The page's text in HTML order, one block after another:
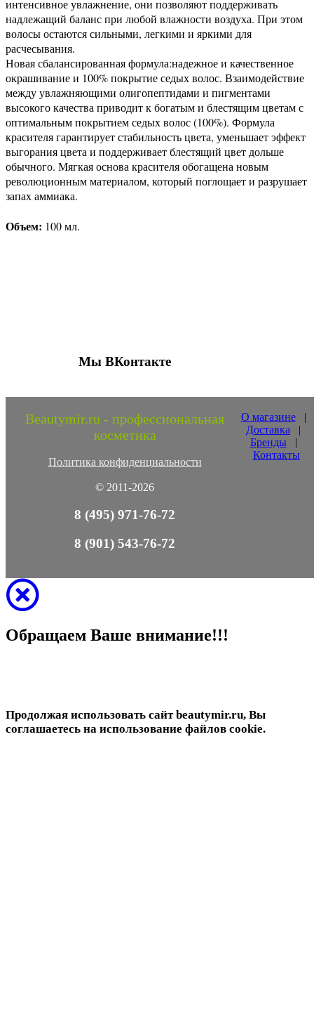
интенсивное увлажнение, они позволяют поддерживать
надлежащий баланс при любой влажности воздуха. При этом
волосы остаются сильными, легкими и яркими для
расчесывания.
Новая сбалансированная формула:надежное и качественное
окрашивание и 100% покрытие седых волос. Взаимодействие
между увлажняющими олигопептидами и пигментами
высокого качества приводит к богатым и блестящим цветам с
оптимальным покрытием седых волос (100%). Формула
красителя гарантирует стабильность цвета, уменьшает эффект
выгорания цвета и поддерживает блестящий цвет дольше
обычного. Мягкая основа красителя обогащена новым
революционным материалом, который поглощает и разрушает
запах аммиака.
Объем: 100 мл.
Мы ВКонтакте
Beautymir.ru - профессиональная
косметика
Политика конфиденциальности
© 2011-2026
О магазине|
Доставка |
Бренды |
Контакты
8 (495) 971-76-72
8 (901) 543-76-72
Обращаем Ваше внимание!!!
Продолжая использовать сайт beautymir.ru, Вы
соглашаетесь на использование файлов cookie.